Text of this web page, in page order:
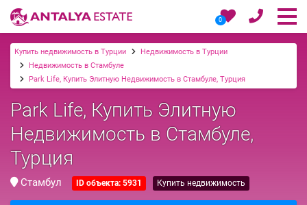
0
Купить недвижимость в Турции
Недвижимость в Турции
Недвижимость в Стамбуле
Park Life, Купить Элитную Недвижимость в Стамбуле, Турция
Park Life, Купить Элитную
Недвижимость в Стамбуле,
Турция
Стамбул ID объекта: 5931 Купить недвижимость